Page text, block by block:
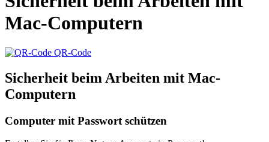
Mac-Computern
QR-Code
Sicherheit beim Arbeiten mit Mac-
Computern
Computer mit Passwort schützen